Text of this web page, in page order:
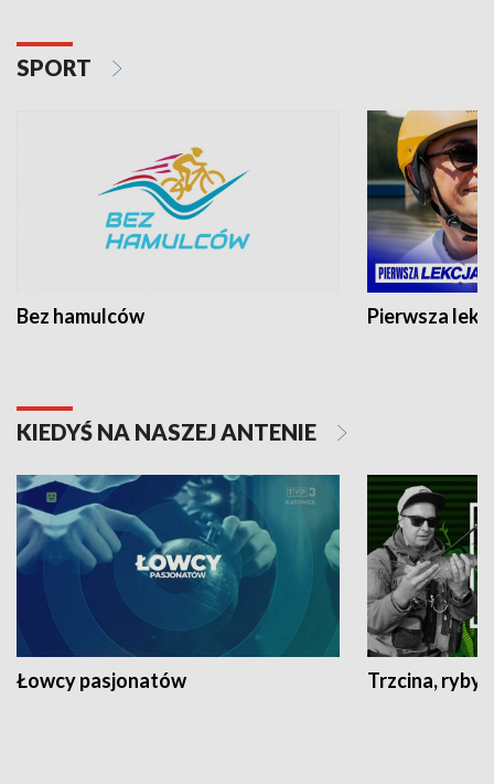
SPORT
Bez hamulców Pierwsza
KIEDYŚ NA NASZEJ ANTENIE
Łowcy pasjonatów Trzcina, ryby